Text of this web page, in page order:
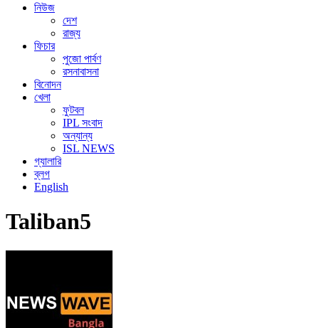
নিউজ
দেশ
রাজ্য
ফিচার
পুজো পার্বণ
রসনাবাসনা
বিনোদন
খেলা
ফুটবল
IPL সংবাদ
অন্যান্য
ISL NEWS
গ্যালারি
ব্লগ
English
Taliban5